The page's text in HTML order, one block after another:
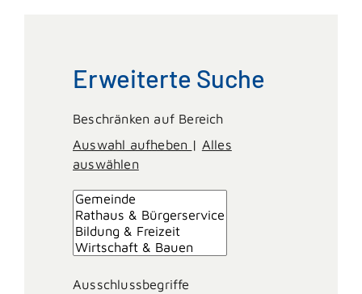
Erweiterte Suche
Beschränken auf Bereich
Auswahl aufheben | Alles
auswählen
Ausschlussbegriffe